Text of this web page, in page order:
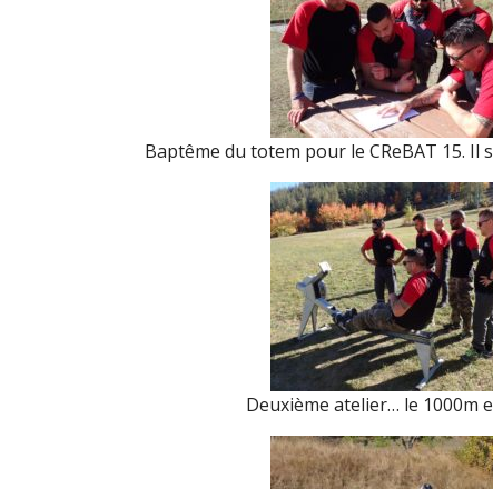
Baptême du totem pour le CReBAT 15. Il
Deuxième atelier… le 1000m